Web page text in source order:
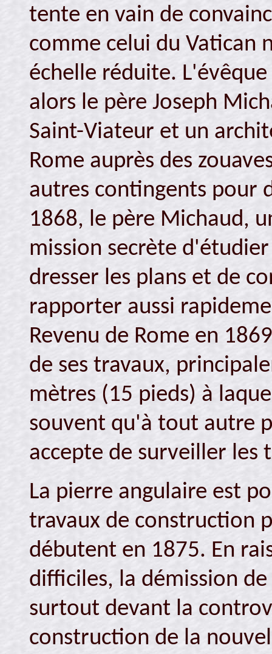
tente en vain de
comme celui du Vatican
échelle réduite.
alors le père Joseph
Saint-Viateur et un
Rome auprès des
autres contingents pour
1868, le père Michaud,
mission secrète
dresser les plans et de
rapporter aussi
Revenu de Rome en
de ses travaux,
mètres (15 pieds) à
souvent qu'à tout autre
accepte de surveiller les
La pierre angulaire est
travaux de construction
débutent en 1875. En
difficiles, la démission
surtout devant la
construction de la